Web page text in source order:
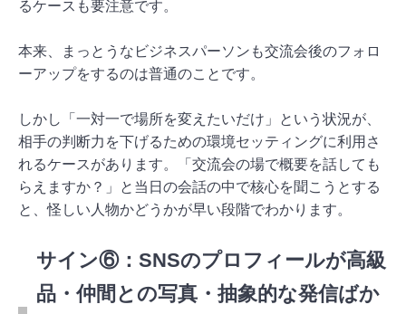
るケースも要注意です。
本来、まっとうなビジネスパーソンも交流会後のフォロ
ーアップをするのは普通のことです。
しかし「一対一で場所を変えたいだけ」という状況が、
相手の判断力を下げるための環境セッティングに利用さ
れるケースがあります。「交流会の場で概要を話しても
らえますか？」と当日の会話の中で核心を聞こうとする
と、怪しい人物かどうかが早い段階でわかります。
サイン⑥：SNSのプロフィールが高級
品・仲間との写真・抽象的な発信ばか